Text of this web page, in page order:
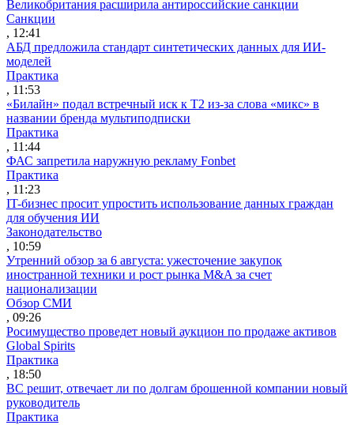
Великобритания расширила антироссийские санкции
Санкции
, 12:41
АБД предложила стандарт синтетических данных для ИИ-
моделей
Практика
, 11:53
«Билайн» подал встречный иск к Т2 из-за слова «микс» в
названии бренда мультиподписки
Практика
, 11:44
ФАС запретила наружную рекламу Fonbet
Практика
, 11:23
IT-бизнес просит упростить использование данных граждан
для обучения ИИ
Законодательство
, 10:59
Утренний обзор за 6 августа: ужесточение закупок
иностранной техники и рост рынка M&A за счет
национализации
Обзор СМИ
, 09:26
Росимущество проведет новый аукцион по продаже активов
Global Spirits
Практика
, 18:50
ВС решит, отвечает ли по долгам брошенной компании новый
руководитель
Практика